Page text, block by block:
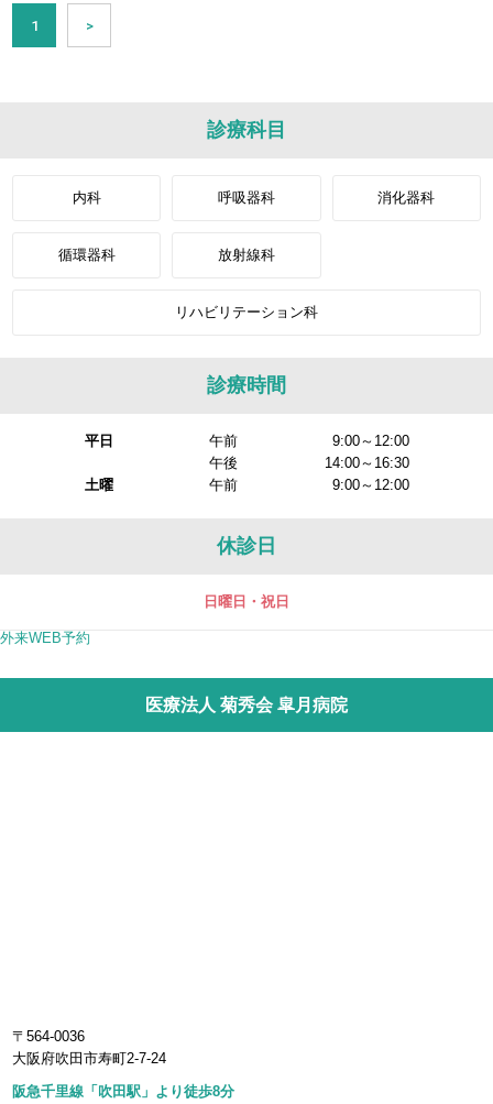
1 >
診療科目
内科 呼吸器科 消化器科
循環器科 放射線科
リハビリテーション科
診療時間
平日 午前
9:00～12:00
午後
14:00～16:30
土曜
午前 9:00～12:00
休診日
日曜日・祝日
外来WEB予約
医療法人 菊秀会 皐月病院
〒564-0036
大阪府吹田市寿町2-7-24
阪急千里線「吹田駅」より徒歩8分